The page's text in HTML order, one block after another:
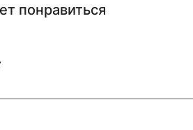
понравиться